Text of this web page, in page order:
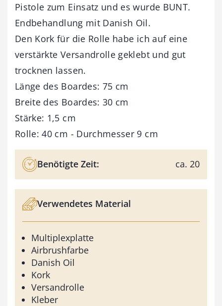
Pistole zum Einsatz und es wurde BUNT.
Endbehandlung mit Danish Oil.
Den Kork für die Rolle habe ich auf eine
verstärkte Versandrolle geklebt und gut
trocknen lassen.
Länge des Boardes: 75 cm
Breite des Boardes: 30 cm
Stärke: 1,5 cm
Rolle: 40 cm - Durchmesser 9 cm
Benötigte Zeit: ca. 20
Verwendetes Material
Multiplexplatte
Airbrushfarbe
Danish Oil
Kork
Versandrolle
Kleber